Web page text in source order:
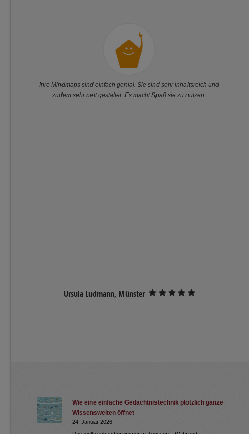
Ihre Mindmaps sind einfach genial. Sie sind sehr inhaltsreich und
zudem sehr nett gestaltet. Es macht Spaß sie zu nutzen.
Ursula Ludmann, Münster
Wie eine einfache Gedächtnistechnik plötzlich ganze
Wissenswelten öffnet
24. Januar 2026